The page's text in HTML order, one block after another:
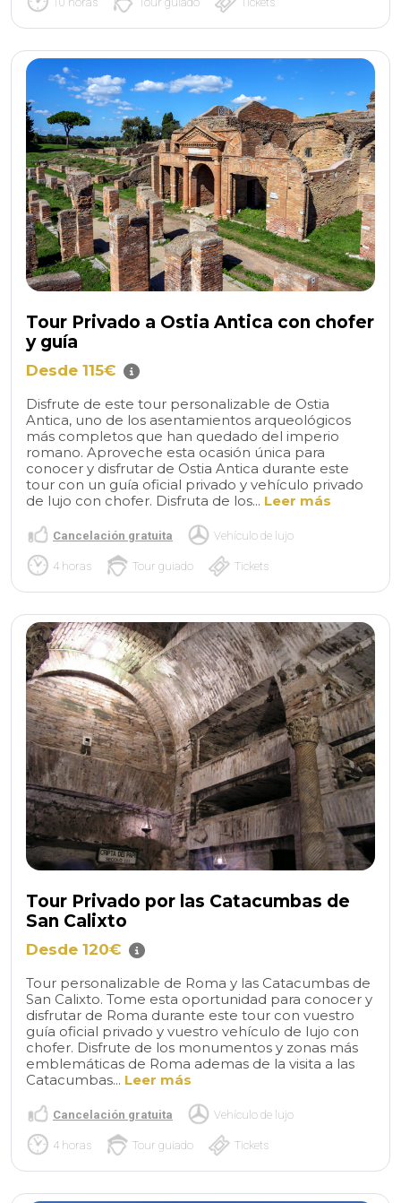
Tour Privado a Ostia Antica con chofer
y guía
Desde 115€
Disfrute de este tour personalizable de Ostia
Antica, uno de los asentamientos arqueológicos
más completos que han quedado del imperio
romano. Aproveche esta ocasión única para
conocer y disfrutar de Ostia Antica durante este
tour con un guía oficial privado y vehículo privado
de lujo con chofer. Disfruta de los... Leer más
Cancelación gratuita Vehículo de lujo
4 horas Tour guiado Tickets
Tour Privado por las Catacumbas de
San Calixto
Desde 120€
Tour personalizable de Roma y las Catacumbas de
San Calixto. Tome esta oportunidad para conocer y
disfrutar de Roma durante este tour con vuestro
guía oficial privado y vuestro vehículo de lujo con
chofer. Disfrute de los monumentos y zonas más
emblemáticas de Roma ademas de la visita a las
Catacumbas... Leer más
Cancelación gratuita Vehículo de lujo
4 horas Tour guiado Tickets